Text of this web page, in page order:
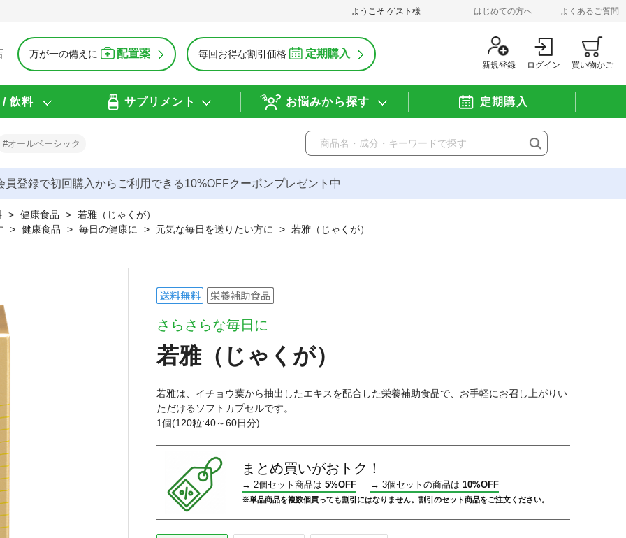
ようこそ ゲスト 様 はじめての方へ よくあるご質問
万が一の備えに 配置薬 毎回お得な割引価格 定期購入
新規登録 ログイン 買い物かご
/ 飲料 サプリメント お悩みから探す 定期購入
#オールベーシック
員登録で初回購入からご利用できる10%OFFクーポンプレゼント中
> 健康食品 > 若雅（じゃくが）
> 健康食品 > 毎日の健康に > 元気な毎日を送りたい方に > 若雅（じゃくが）
さらさらな毎日に
若雅（じゃくが）
若雅は、イチョウ葉から抽出したエキスを配合した栄養補助食品で、お手軽にお召し上がりい
ただけるソフトカプセルです。
1個(120粒:40～60日分)
まとめ買いがおトク！
→ 2個セット商品は 5%OFF → 3個セットの商品は 10%OFF
※単品商品を複数個買っても割引にはなりません。割引のセット商品をご注文ください。